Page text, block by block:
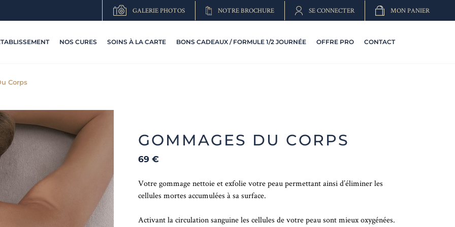
GALERIE PHOTOS NOTRE BROCHURE SE CONNECTER MON PANIER
NOS CURES SOINS À LA CARTE BONS CADEAUX / FORMULE 1/2 JOURNÉE OFFRE PRO CONTACT
Corps
GOMMAGES DU CORPS
69 €
Votre gommage nettoie et exfolie votre peau permettant ainsi d’éliminer les
cellules mortes accumulées à sa surface.
Activant la circulation sanguine les cellules de votre peau sont mieux oxygénées.